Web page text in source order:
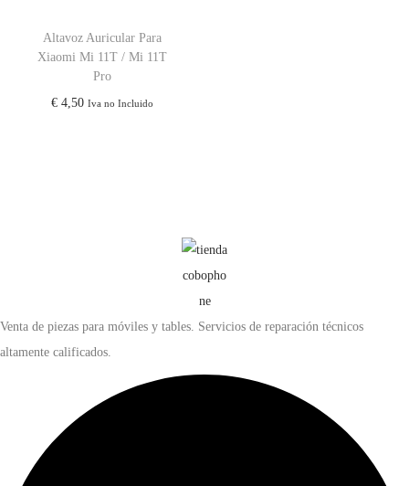
Altavoz Auricular Para
Xiaomi Mi 11T / Mi 11T
Pro
€4,50 Iva no Incluido
Venta de piezas para móviles y tables. Servicios de reparación técnicos
altamente calificados.